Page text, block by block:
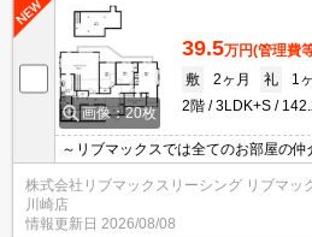
画像：20枚
39.5万円(管理費
敷
2ヶ月 礼
1
2階
3LDK+S
～リブマックスでは全てのお部屋の仲
てご紹介～ ★ 横浜駅徒歩15分・駐
済み ★ ロフト付き・ウォークイ
４年間限定定借 ★ ・１年以内解約の
約違約金有 ・退去時清掃代1320円/㎡
株式会社リブマックスリーシング リブマッ
川崎店
情報更新日 2026/08/08